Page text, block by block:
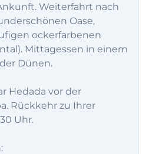
Weiterfahrt nach
Oase,
ockerfarbenen
Mittagessen in einem
Dünen.
Hedada vor der
Rückkehr zu Ihrer
Uhr.